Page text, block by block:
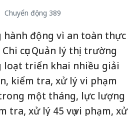
Chuyển động 389
hành động vì an toàn thực
cục Quản lý thị trường
loạt triển khai nhiều giải
kiểm tra, xử lý vi phạm
một tháng, lực lượng
tra, xử lý 45 vụ vi phạm, xử